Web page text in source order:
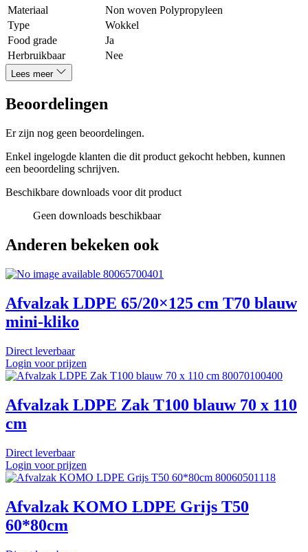
Materiaal
Non woven Polypropyleen
Type
Wokkel
Food grade
Ja
Herbruikbaar
Nee
Lees meer
Beoordelingen
Er zijn nog geen beoordelingen.
Enkel ingelogde klanten die dit product gekocht hebben, kunnen
een beoordeling schrijven.
Beschikbare downloads voor dit product
Geen downloads beschikbaar
Anderen bekeken ook
80065700401
Afvalzak LDPE 65/20×125 cm T70 blauw
mini-kliko
Direct leverbaar
Login voor prijzen
80070100400
Afvalzak LDPE Zak T100 blauw 70 x 110
cm
Direct leverbaar
Login voor prijzen
80060501118
Afvalzak KOMO LDPE Grijs T50
60*80cm